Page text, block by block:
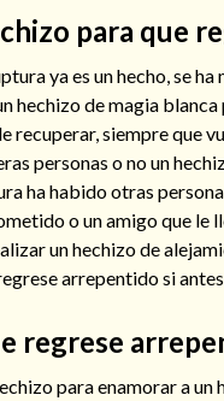
para que
ya es un hecho, se
hechizo de magia
recuperar, siempre que
personas o no un
ha habido otras
o un amigo que le
un hechizo de
arrepentido si
regrese
para enamorar a